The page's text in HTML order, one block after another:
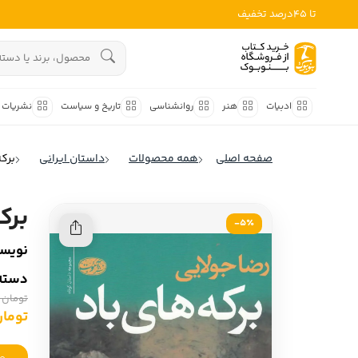
تا 45درصد تخفیف
ادبیات هنر روانشناسی تاریخ و سیاست نشریات
ادبیات ایران
ادبیات فرانسه
ادبیات ایتالیا
ادبیات روسیه
ادبیات آمریکای لاتین
ادبیات
صفحه اصلی همه محصولات داستان ایرانی
5٪-
تومان 335,000
تومان